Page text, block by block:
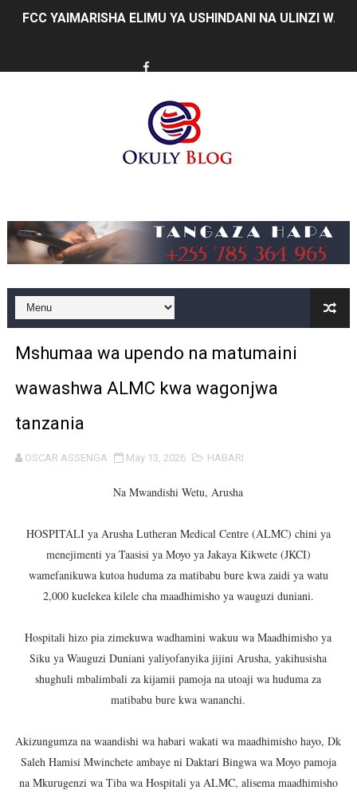
FCC YAIMARISHA ELIMU YA USHINDANI NA ULINZI WA
PROF. NAGU: TARURA ONGEZENI ELIMU KWA
WAZIRI SANGU AZITAKA PSSSF,NSSF,WCF NA OSHA
TBS YAENDELEA KUTOA ELUMU YA VIWANGO
RAIS SAMIA AIPONGEZA TADB KUWA MDHAMINI
REA YAPELEKA FURSA YA MKOPO NAFUU WA UJENZI
TEKNOLOJIA YA NYUKLIA: MSAADA MKUBWA KATIKA
WMA YAPONGEZWA KWA KUANZISHA KLABU ZA
TBS YATOA ELIMU YA UZINGATIAJI WA VIWANGO
SERIKALI KUIMARISHA MIUNDOMBINU KUCHOCHEA
WATUHUMIWA ZAIDI YA 14 WAKAMATWA KWA
WMA YAMUAHIDI MKUU WA WILAYA YA IRAMBA
AJIRA ZAIDI YA 420 ZAZALISHWA KUPITIA UJENZI WA
TANTRADE YAWATAKA WAZALISHAJI KUTUMIA
MUSOMA YATOA TENDA ZA SH. MILIONI 99 KWA
Mshumaa wa upendo na matumaini
wawashwa ALMC kwa wagonjwa
tanzania
OSCAR ASSENGA May 13, 2026 HABARI
Na Mwandishi Wetu, Arusha
HOSPITALI ya Arusha Lutheran Medical Centre (ALMC) chini ya
menejimenti ya Taasisi ya Moyo ya Jakaya Kikwete (JKCI)
wamefanikuwa kutoa huduma za matibabu bure kwa zaidi ya watu
2,000 kuelekea kilele cha maadhimisho ya wauguzi duniani.
Hospitali hizo pia zimekuwa wadhamini wakuu wa Maadhimisho ya
Siku ya Wauguzi Duniani yaliyofanyika jijini Arusha, yakihusisha
shughuli mbalimbali za kijamii pamoja na utoaji wa huduma za
matibabu bure kwa wananchi.
Akizungumza na waandishi wa habari wakati wa maadhimisho hayo, Dk
Saleh Hamisi Mwinchete ambaye ni Daktari Bingwa wa Moyo pamoja
na Mkurugenzi wa Tiba wa Hospitali ya ALMC, alisema maadhimisho